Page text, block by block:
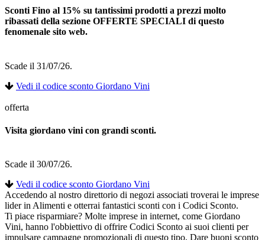
Sconti Fino al 15% su tantissimi prodotti a prezzi molto
ribassati della sezione OFFERTE SPECIALI di questo
fenomenale sito web.
Scade il 31/07/26.
Vedi il codice sconto Giordano Vini
offerta
Visita giordano vini con grandi sconti.
Scade il 30/07/26.
Vedi il codice sconto Giordano Vini
Accedendo al nostro direttorio di negozi associati troverai le imprese
lider in Alimenti e otterrai fantastici sconti con i Codici Sconto.
Ti piace risparmiare? Molte imprese in internet, come Giordano
Vini, hanno l'obbiettivo di offrire Codici Sconto ai suoi clienti per
impulsare campagne promozionali di questo tipo. Dare buoni sconto